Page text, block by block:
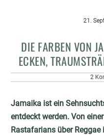
21.
DIE FARBEN VON
ECKEN,
2
Jamaika ist ein
entdeckt werden. Von
Rastafarians über Reggae